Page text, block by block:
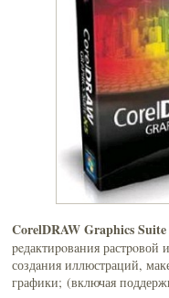
CorelDRAW Graphics
peдактиpoвaния
создaния иллюстраций,
графики; (включая